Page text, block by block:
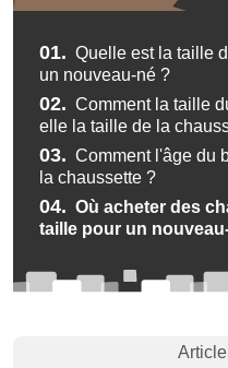
01. Quelle est la taille
un nouveau-né ?
02. Comment la taille
elle la taille de la
03. Comment l'âge du
la chaussette ?
04. Où acheter des
taille pour un